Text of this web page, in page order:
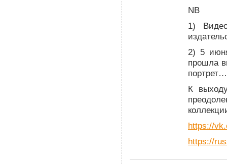
NB
1)
2) 5
прошла
К
https://
https://